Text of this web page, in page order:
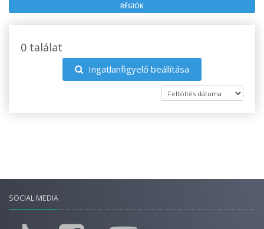
RÉGIÓK
0 találat
Ingatlanfigyelő beállítása
SOCIAL MEDIA